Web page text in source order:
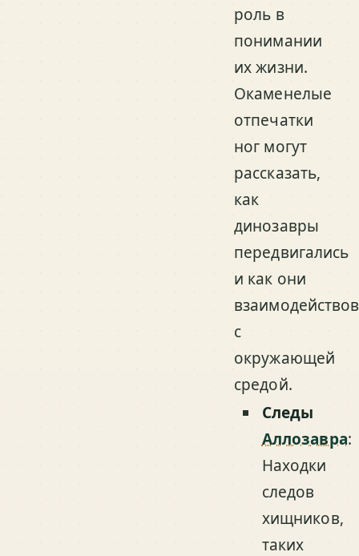
роль в
понимании
их жизни.
Окаменелые
отпечатки
ног могут
рассказать,
как
динозавры
передвигались
и как они
с
окружающей
средой.
Следы
Аллозавра:
Находки
следов
хищников,
таких